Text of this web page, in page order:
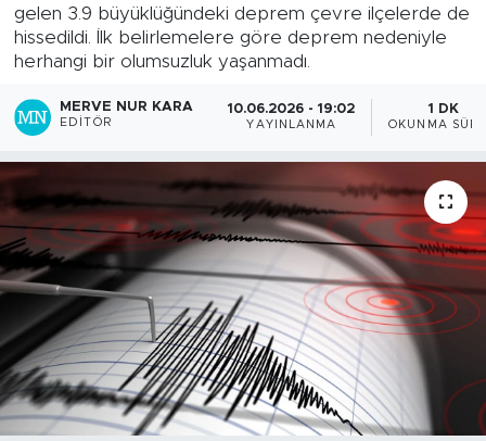
gelen 3.9 büyüklüğündeki deprem çevre ilçelerde de
hissedildi. İlk belirlemelere göre deprem nedeniyle
herhangi bir olumsuzluk yaşanmadı.
MERVE NUR KARA
EDITÖR
10.06.2026 - 19:02
YAYINLANMA
1 DK
OKUNMA
Süper Lig Puan Durumu ve Fikstür
Haber Arşivi